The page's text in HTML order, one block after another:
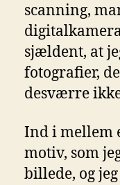
scanning,
sjældent, at
fotografier,
desværre
Ind i mellem
motiv, som
billede, og